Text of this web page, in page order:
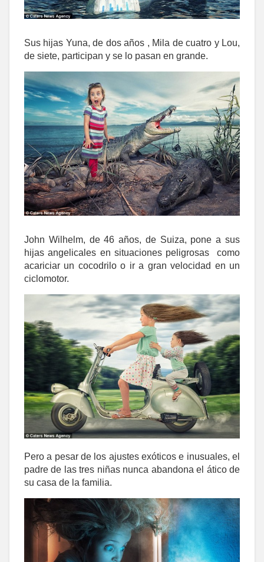
Sus hijas Yuna, de dos años , Mila de cuatro y Lou,
de siete, participan y se lo pasan en grande.
John Wilhelm, de 46 años, de Suiza, pone a sus
hijas angelicales en situaciones peligrosas como
acariciar un cocodrilo o ir a gran velocidad en un
ciclomotor.
Pero a pesar de los ajustes exóticos e inusuales, el
padre de las tres niñas nunca abandona el ático de
su casa de la familia.